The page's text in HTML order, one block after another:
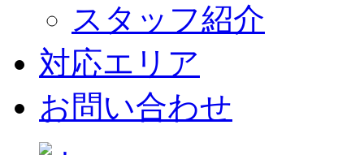
スタッフ紹介
対応エリア
お問い合わせ